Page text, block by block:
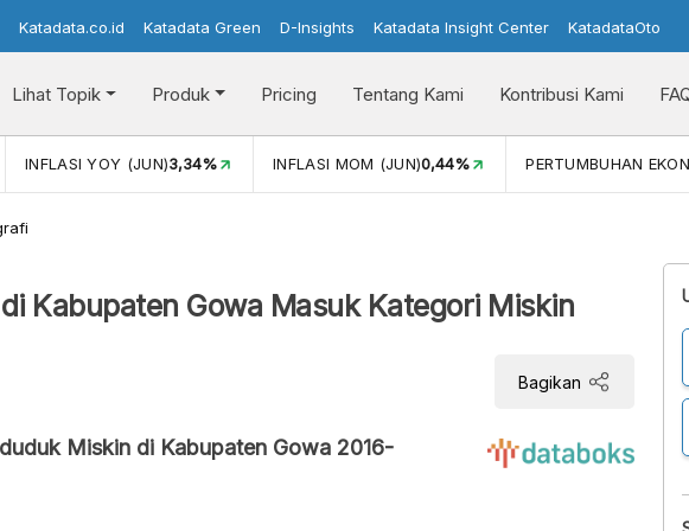
Katadata.co.id Katadata Green D-Insights Katadata Insight Center KatadataOto
Lihat Topik Produk Pricing Tentang Kami Kontribusi Kami
INFLASI YOY (JUN)3,34% INFLASI MOM (JUN)0,44% PERTUMBUHAN
Kabupaten Gowa Masuk Kategori Miskin
Bagikan
Miskin di Kabupaten Gowa 2016-